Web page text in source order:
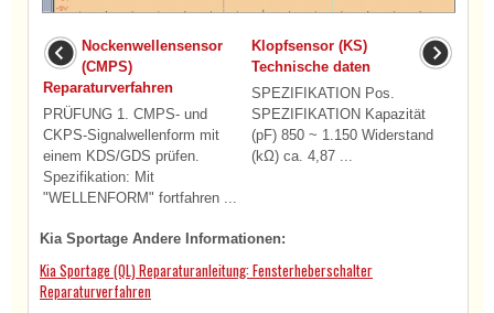
Nockenwellensensor
(CMPS)
Reparaturverfahren
PRÜFUNG 1. CMPS- und
CKPS-Signalwellenform mit
einem KDS/GDS prüfen.
Spezifikation: Mit
"WELLENFORM" fortfahren ...
Klopfsensor (KS)
Technische daten
SPEZIFIKATION Pos.
SPEZIFIKATION Kapazität
(pF) 850 ~ 1.150 Widerstand
(kΩ) ca. 4,87 ...
Kia Sportage Andere Informationen:
Kia Sportage (QL) Reparaturanleitung: Fensterheberschalter
Reparaturverfahren